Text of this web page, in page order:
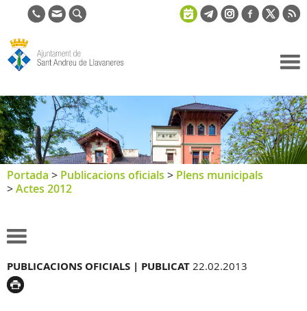
de Sant
Andreu de
Llavaneres
Portada > Publicacions oficials > Plens municipals
>Actes 2012
PUBLICACIONS OFICIALS | PUBLICAT 22.02.2013